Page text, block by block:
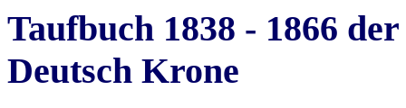
Taufbuch 1838 - 1866
Deutsch Krone